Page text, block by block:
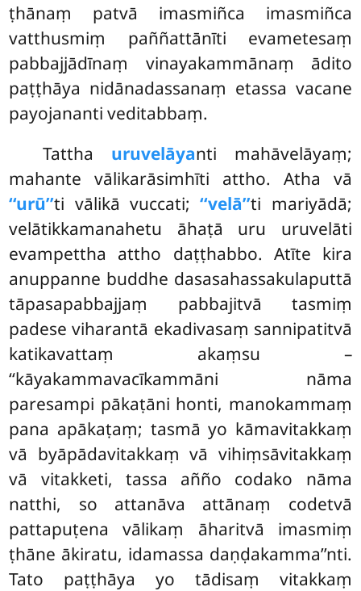
ṭhānaṃ patvā imasmiñca imasmiñca
vatthusmiṃ paññattānīti evametesaṃ
pabbajjādīnaṃ vinayakammānaṃ ādito
paṭṭhāya nidānadassanaṃ etassa vacane
payojananti veditabbaṃ.
Tattha uruvelāyanti mahāvelāyaṃ;
mahante vālikarāsimhīti attho. Atha vā
‘‘urū’’ti vālikā vuccati;‘‘velā’’ti mariyādā;
velātikkamanahetu āhaṭā uru uruvelāti
evampettha attho daṭṭhabbo. Atīte kira
anuppanne buddhe dasasahassakulaputtā
tāpasapabbajjaṃ pabbajitvā tasmiṃ
padese viharantā ekadivasaṃ sannipatitvā
katikavattaṃ akaṃsu –
‘‘kāyakammavacīkammāni nāma
paresampi pākaṭāni honti, manokammaṃ
pana apākaṭaṃ; tasmā yo kāmavitakkaṃ
vā byāpādavitakkaṃ vā vihiṃsāvitakkaṃ
vā vitakketi, tassa añño codako nāma
natthi, so attanāva attānaṃ codetvā
pattapuṭena vālikaṃ āharitvā imasmiṃ
ṭhāne ākiratu, idamassa daṇḍakamma’’nti.
Tato paṭṭhāya yo tādisaṃ vitakkaṃ